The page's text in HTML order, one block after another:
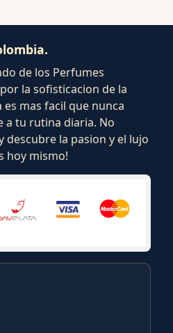
de los Perfumes
la sofisticacion de la
mas facil que nunca
a tu rutina diaria. No
la pasion y el lujo
hoy mismo!